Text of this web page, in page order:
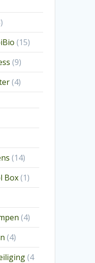
8
producten
1515
producten
99
producten
44
producten
1414
producten
Box 11
product
44
producten
44
producten
4